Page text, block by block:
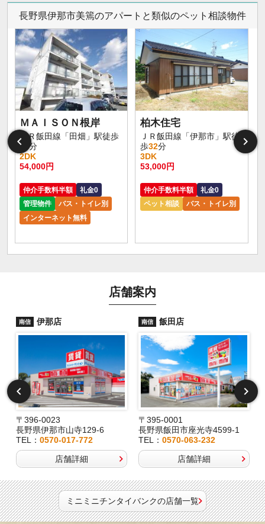
長野県伊那市美篶のアパートと類似のペット相談物件
ＭＡＩＳＯＮ根岸
ＪＲ飯田線「田畑」駅徒歩
71分
2DK
54,000円
仲介手数料半額
礼金0
管理物件
バス・トイレ別
インターネット無料
柏木住宅
ＪＲ飯田線「伊那市」駅徒
歩32分
3DK
53,000円
仲介手数料半額
礼金0
ペット相談
バス・トイレ別
店舗案内
南信 伊那店
〒396-0023
長野県伊那市山寺129-6
TEL： 0570-017-772
店舗詳細
南信 飯田店
〒395-0001
長野県飯田市座光寺4599-1
TEL： 0570-063-232
店舗詳細
ミニミニチンタイバンクの店舗一覧